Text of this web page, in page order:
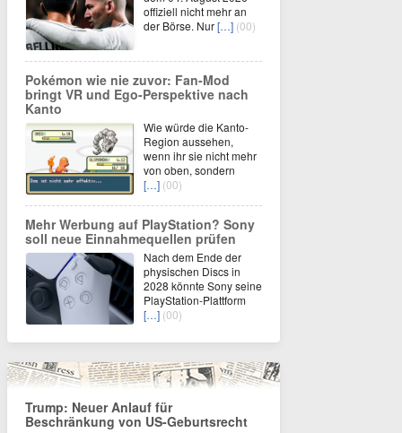
offiziell nicht mehr an
der Börse. Nur[…] (00)
Pokémon wie nie zuvor: Fan-Mod
bringt VR und Ego-Perspektive nach
Kanto
Wie würde die Kanto-
Region aussehen,
wenn ihr sie nicht mehr
von oben, sondern
[…] (00)
Mehr Werbung auf PlayStation? Sony
soll neue Einnahmequellen prüfen
Nach dem Ende der
physischen Discs in
2028 könnte Sony seine
PlayStation-Plattform
[…] (00)
Trump: Neuer Anlauf für
Beschränkung von US-Geburtsrecht